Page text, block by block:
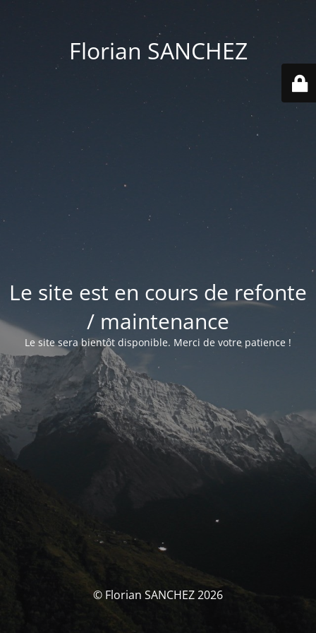
Florian SANCHEZ
Le site est en cours de refonte
/ maintenance
Le site sera bientôt disponible. Merci de votre patience !
© Florian SANCHEZ 2026